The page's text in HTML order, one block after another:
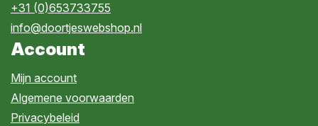
+31 (0)653733755
info@doortjeswebshop.nl
Account
Mijn account
Algemene voorwaarden
Privacybeleid